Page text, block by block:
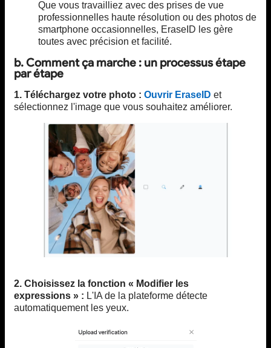
Que vous travailliez avec des prises de vue
professionnelles haute résolution ou des photos de
smartphone occasionnelles, EraseID les gère
toutes avec précision et facilité.
b. Comment ça marche : un processus étape
par étape
1. Téléchargez votre photo : Ouvrir EraseID et
sélectionnez l'image que vous souhaitez améliorer.
2. Choisissez la fonction « Modifier les
expressions » : L'IA de la plateforme détecte
automatiquement les yeux.